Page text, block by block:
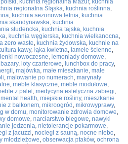
, kuchnia regionalna Mazur, kuchnia
regionalna Śląska, kuchnia roślinna,
, kuchnia sezonowa letnia, kuchnia
skandynawska, kuchnia
studencka, kuchnia tajska, kuchnia
, kuchnia węgierska, kuchnia wielkanocna,
zero waste, kuchnia żydowska, kuchnie na
kawy, łąka kwietna, lamele ścienne,
nowoczesne, lemoniady domowe,
, loty czarterowe, lunchbox do pracy,
, majówka, małe mieszkanie, małe
, malowanie po numerach, marynaty
, meble klasyczne, meble modułowe,
z palet, medycyna estetyczna zabiegi,
mental health, miejskie rośliny, mieszkanie
z balkonem, mikroogród , mikrowyprawy,
w domu, monitorowanie zdrowia domowe,
domowe, narciarstwo biegowe, nawyki
jedzenia, nietolerancje pokarmowe,
z jacuzzi, noclegi z sauną, nocne niebo,
młodzieżowe, obserwacja ptaków, ochrona